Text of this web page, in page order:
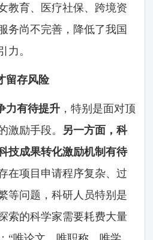
教育、医疗社保、跨境资
务尚不完善，降低了我国
力。
留存风险
力有待提升 ，特别是面对顶
激励手段。 另一方面，科
技成果转化激励机制有待
在项目申请程序复杂、过
等问题，科研人员特别是
索的科学家需要耗费大量